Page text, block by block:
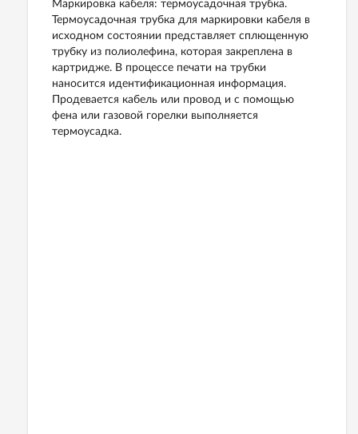
Маркировка кабеля: термоусадочная трубка.
Термоусадочная трубка для маркировки кабеля в
исходном состоянии представляет сплющенную
трубку из полиолефина, которая закреплена в
картридже. В процессе печати на трубки
наносится идентификационная информация.
Продевается кабель или провод и с помощью
фена или газовой горелки выполняется
термоусадка.